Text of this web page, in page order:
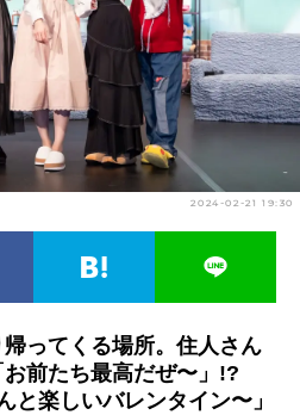
声優記事一覧
実写化映画一覧
夏アニメ
2024-02-21 19:30
帰ってくる場所。住人さん
前たち最高だぜ〜」!?
と楽しいバレンタイン〜」